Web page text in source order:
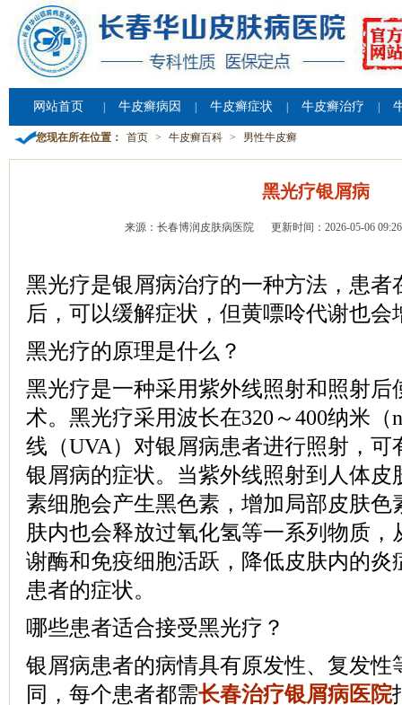
网站首页 牛皮癣病因 牛皮癣症状 牛皮癣治疗
您现在所在位置： 首页 > 牛皮癣百科 > 男性牛皮癣
黑光疗银屑病
来源：长春博润皮肤病医院 更新时间：2026-05-06
黑光疗是银屑病治疗的一种方法，患者
后，可以缓解症状，但黄嘌呤代谢也会
黑光疗的原理是什么？
黑光疗是一种采用紫外线照射和照射后
术。黑光疗采用波长在320～400纳米
线（UVA）对银屑病患者进行照射，可
银屑病的症状。当紫外线照射到人体皮
素细胞会产生黑色素，增加局部皮肤色
肤内也会释放过氧化氢等一系列物质，
谢酶和免疫细胞活跃，降低皮肤内的炎
患者的症状。
哪些患者适合接受黑光疗？
银屑病患者的病情具有原发性、复发性
同，每个患者都需长春治疗银屑病医院